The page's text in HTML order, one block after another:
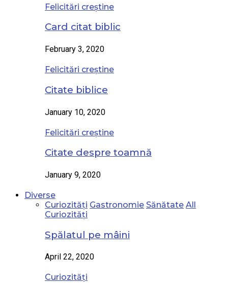
Felicitări creștine
Card citat biblic
February 3, 2020
Felicitări creștine
Citate biblice
January 10, 2020
Felicitări creștine
Citate despre toamnă
January 9, 2020
Diverse
Curiozități Gastronomie Sănătate All
Curiozități
Spălatul pe mâini
April 22, 2020
Curiozități